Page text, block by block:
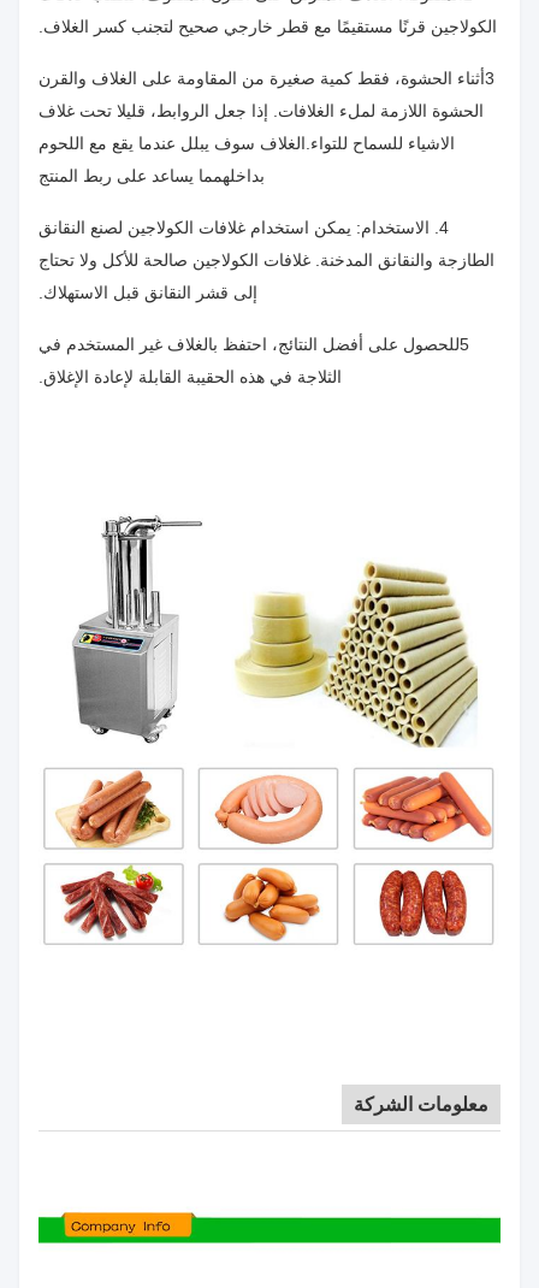
الكولاجين قرنًا مستقيمًا مع قطر خارجي صحيح لتجنب كسر الغلاف.
3أثناء الحشوة، فقط كمية صغيرة من المقاومة على الغلاف والقرن
الحشوة اللازمة لملء الغلافات. إذا جعل الروابط، قليلا تحت غلاف
الاشياء للسماح للتواء.الغلاف سوف يبلل عندما يقع مع اللحوم
بداخلهمما يساعد على ربط المنتج
4. الاستخدام: يمكن استخدام غلافات الكولاجين لصنع النقانق
الطازجة والنقانق المدخنة. غلافات الكولاجين صالحة للأكل ولا تحتاج
إلى قشر النقانق قبل الاستهلاك.
5للحصول على أفضل النتائج، احتفظ بالغلاف غير المستخدم في
الثلاجة في هذه الحقيبة القابلة لإعادة الإغلاق.
معلومات الشركة